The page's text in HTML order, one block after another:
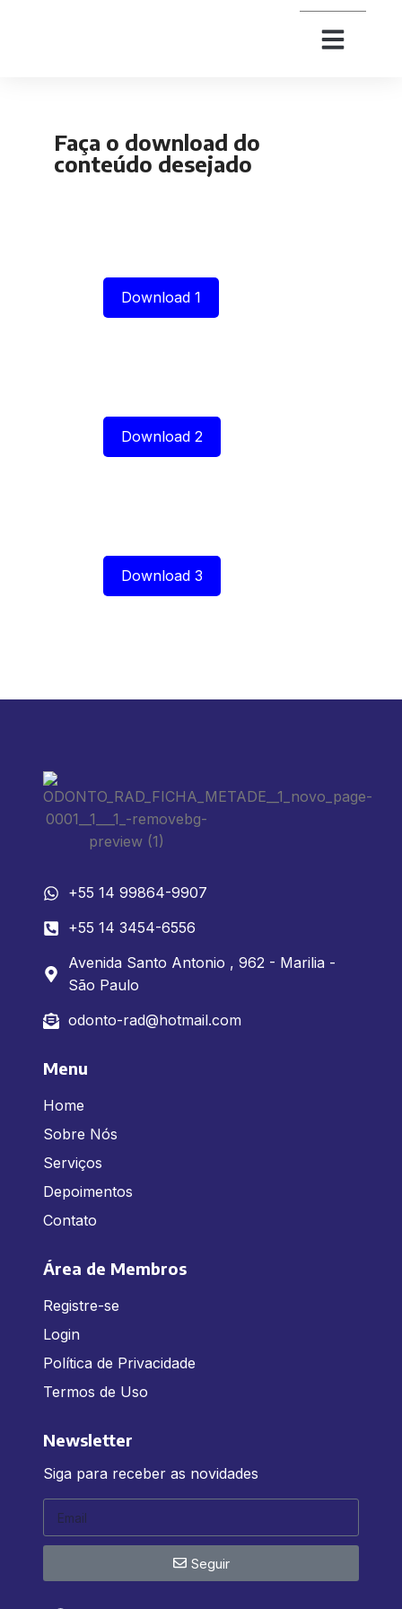
Faça o download do
conteúdo desejado
Download 1
Download 2
Download 3
+55 14 99864-9907
+55 14 3454-6556
Avenida Santo Antonio , 962 - Marilia -
São Paulo
odonto-rad@hotmail.com
Menu
Home
Sobre Nós
Serviços
Depoimentos
Contato
Área de Membros
Registre-se
Login
Política de Privacidade
Termos de Uso
Newsletter
Siga para receber as novidades
Seguir